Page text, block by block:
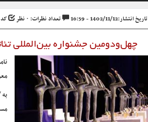
تاریخ انتشار:1402/11/12 - 16:59 تعداد نظرات: ۰ نظر کد
چهل‌ودومین جشنواره بین‌المللی